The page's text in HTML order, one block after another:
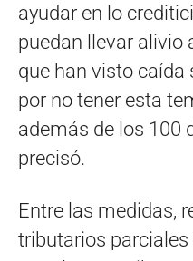
ayudar en lo
puedan llevar alivio
que han visto caída
por no tener esta
además de los 100
precisó.
Entre las medidas,
tributarios